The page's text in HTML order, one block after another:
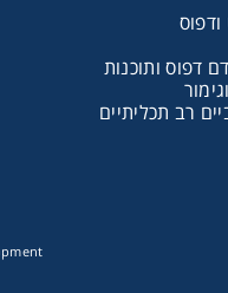
דפוס ותוכנות
רב תכליתיים